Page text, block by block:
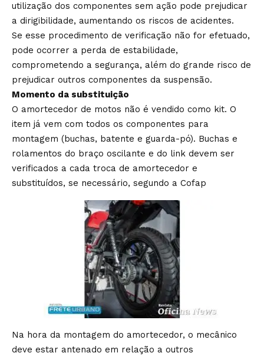
utilização dos componentes sem ação pode prejudicar
a dirigibilidade, aumentando os riscos de acidentes.
Se esse procedimento de verificação não for efetuado,
pode ocorrer a perda de estabilidade,
comprometendo a segurança, além do grande risco de
prejudicar outros componentes da suspensão.
Momento da substituição
O amortecedor de motos não é vendido como kit. O
item já vem com todos os componentes para
montagem (buchas, batente e guarda-pó). Buchas e
rolamentos do braço oscilante e do link devem ser
verificados a cada troca de amortecedor e
substituídos, se necessário, segundo a Cofap
Na hora da montagem do amortecedor, o mecânico
deve estar antenado em relação a outros